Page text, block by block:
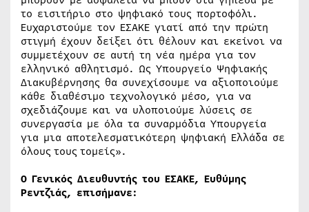
το εισιτήριο στο ψηφιακό τους πορτοφόλι.
Ευχαριστούμε τον ΕΣΑΚΕ γιατί από την πρώτη
στιγμή έχουν δείξει ότι θέλουν και εκείνοι να
συμμετέχουν σε αυτή τη νέα ημέρα για τον
ελληνικό αθλητισμό. Ως Υπουργείο Ψηφιακής
Διακυβέρνησης θα συνεχίσουμε να αξιοποιούμε
κάθε διαθέσιμο τεχνολογικό μέσο, για να
σχεδιάζουμε και να υλοποιούμε λύσεις σε
συνεργασία με όλα τα συναρμόδια Υπουργεία
για μια αποτελεσματικότερη ψηφιακή Ελλάδα σε
όλους τους τομείς».
Ο Γενικός Διευθυντής του ΕΣΑΚΕ, Ευθύμης
Ρεντζιάς, επισήμανε: